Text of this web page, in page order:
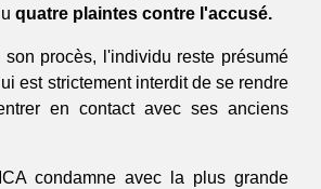
quatre plaintes contre l'accusé.
son procès, l'individu reste présumé
est strictement interdit de se rendre
en contact avec ses anciens
condamne avec la plus grande